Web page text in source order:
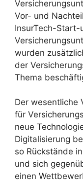
Vor- und
InsurTech-Start-
wurden
der
Thema
Der wesentliche
für
neue
Digitalisierung
so Rückstände
und sich
einen